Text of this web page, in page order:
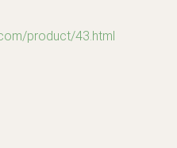
product/43.html